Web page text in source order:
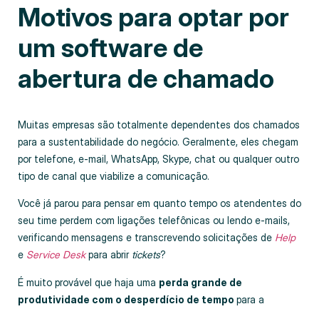
Motivos para optar por
um software de
abertura de chamado
Muitas empresas são totalmente dependentes dos chamados
para a sustentabilidade do negócio. Geralmente, eles chegam
por telefone, e-mail, WhatsApp, Skype, chat ou qualquer outro
tipo de canal que viabilize a comunicação.
Você já parou para pensar em quanto tempo os atendentes do
seu time perdem com ligações telefônicas ou lendo e-mails,
verificando mensagens e transcrevendo solicitações de Help
e Service Desk para abrir tickets?
É muito provável que haja uma perda grande de
produtividade com o desperdício de tempo para a